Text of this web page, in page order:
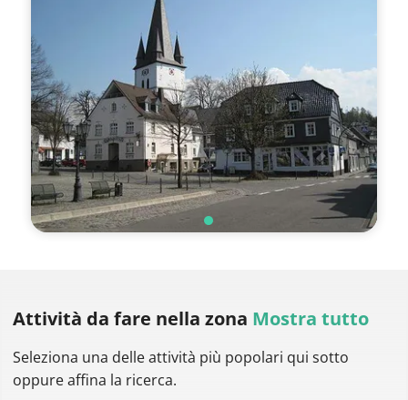
Attività da fare nella zona Mostra tutto
Seleziona una delle attività più popolari qui sotto
oppure affina la ricerca.